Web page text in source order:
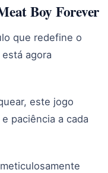
Boy Forever
que redefine o
agora
este jogo
paciência a cada